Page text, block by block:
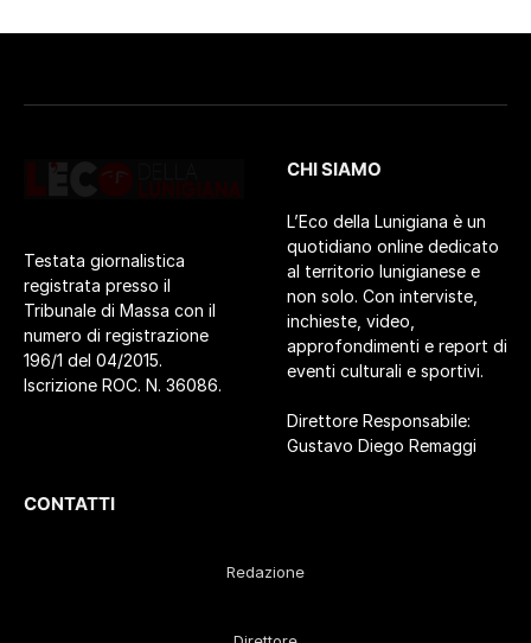
Testata giornalistica
registrata presso il
Tribunale di Massa con il
numero di registrazione
196/1 del 04/2015.
Iscrizione ROC. N. 36086.
CHI SIAMO
L’Eco della Lunigiana è un
quotidiano online dedicato
al territorio lunigianese e
non solo. Con interviste,
inchieste, video,
approfondimenti e report di
eventi culturali e sportivi.
Direttore Responsabile:
Gustavo Diego Remaggi
CONTATTI
Redazione